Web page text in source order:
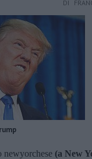
DI
newyorchese (a New